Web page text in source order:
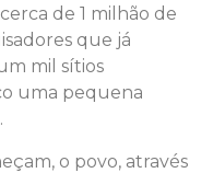
de 1 milhão de
que já
mil sítios
uma pequena
o povo, através